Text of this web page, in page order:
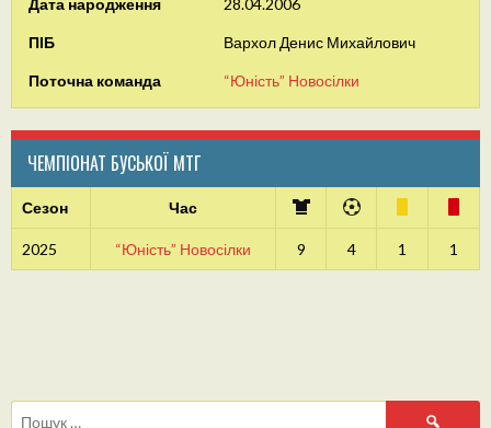
Дата народження 28.04.2006
ПІБ Вархол Денис Михайлович
Поточна команда “Юність” Новосілки
ЧЕМПІОНАТ БУСЬКОЇ МТГ
Сезон Час
2025 “Юність” Новосілки 9 4 1 1
Пошук: